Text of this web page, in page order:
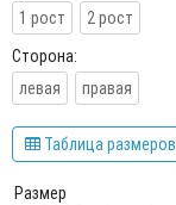
1 рост
2 рост
Сторона:
левая
правая
Таблица размеров
Размер